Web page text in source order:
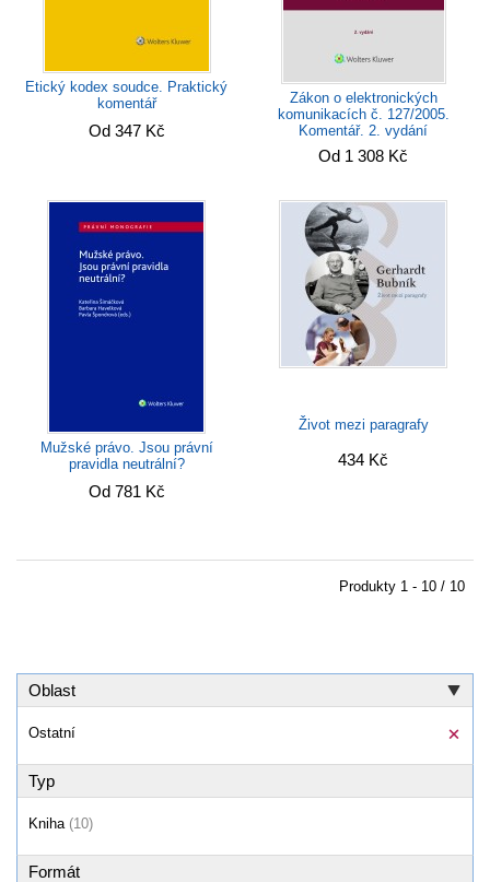
Etický kodex soudce. Praktický
komentář
Od 347 Kč
Zákon o elektronických
komunikacích č. 127/2005.
Komentář. 2. vydání
Od 1 308 Kč
Mužské právo. Jsou právní
pravidla neutrální?
Od 781 Kč
Život mezi paragrafy
434 Kč
Produkty 1 - 10 / 10
Oblast
Ostatní
Typ
Kniha (10)
Formát